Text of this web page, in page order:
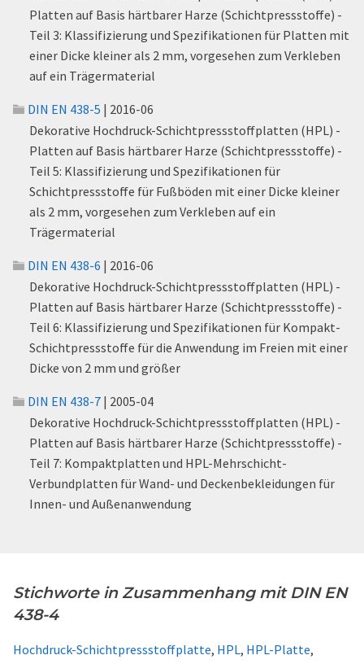
Platten auf Basis härtbarer Harze (Schichtpressstoffe) -
Teil 3: Klassifizierung und Spezifikationen für Platten mit
einer Dicke kleiner als 2 mm, vorgesehen zum Verkleben
auf ein Trägermaterial
DIN EN 438-5 | 2016-06
Dekorative Hochdruck-Schichtpressstoffplatten (HPL) -
Platten auf Basis härtbarer Harze (Schichtpressstoffe) -
Teil 5: Klassifizierung und Spezifikationen für
Schichtpressstoffe für Fußböden mit einer Dicke kleiner
als 2 mm, vorgesehen zum Verkleben auf ein
Trägermaterial
DIN EN 438-6 | 2016-06
Dekorative Hochdruck-Schichtpressstoffplatten (HPL) -
Platten auf Basis härtbarer Harze (Schichtpressstoffe) -
Teil 6: Klassifizierung und Spezifikationen für Kompakt-
Schichtpressstoffe für die Anwendung im Freien mit einer
Dicke von 2 mm und größer
DIN EN 438-7 | 2005-04
Dekorative Hochdruck-Schichtpressstoffplatten (HPL) -
Platten auf Basis härtbarer Harze (Schichtpressstoffe) -
Teil 7: Kompaktplatten und HPL-Mehrschicht-
Verbundplatten für Wand- und Deckenbekleidungen für
Innen- und Außenanwendung
Stichworte in Zusammenhang mit DIN EN
438-4
Hochdruck-Schichtpressstoffplatte, HPL, HPL-Platte,